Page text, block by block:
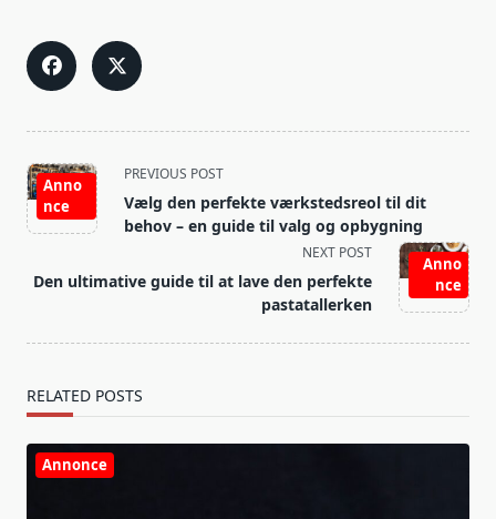
<span
class="nav-
subtitle
reader-
Anno
nce
PREVIOUS POST
Vælg den perfekte værkstedsreol til dit
behov – en guide til valg og opbygning
Anno
nce
NEXT POST
Den ultimative guide til at lave den perfekte
pastatallerken
RELATED POSTS
Annonce